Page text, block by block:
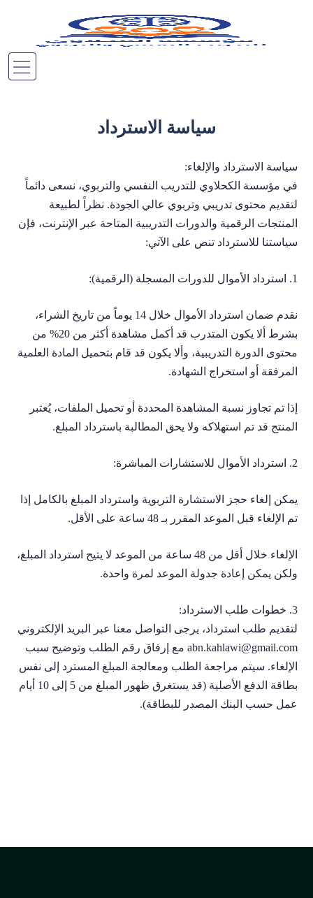
سياسة الاسترداد
سياسة الاسترداد والإلغاء:
في مؤسسة الكحلاوي للتدريب النفسي والتربوي، نسعى دائماً
لتقديم محتوى تدريبي وتربوي عالي الجودة. نظراً لطبيعة
المنتجات الرقمية والدورات التدريبية المتاحة عبر الإنترنت، فإن
سياستنا للاسترداد تنص على الآتي:
1. استرداد الأموال للدورات المسجلة (الرقمية):
نقدم ضمان استرداد الأموال خلال 14 يوماً من تاريخ الشراء،
بشرط ألا يكون المتدرب قد أكمل مشاهدة أكثر من 20% من
محتوى الدورة التدريبية، وألا يكون قد قام بتحميل المادة العلمية
المرفقة أو استخراج الشهادة.
إذا تم تجاوز نسبة المشاهدة المحددة أو تحميل الملفات، يُعتبر
المنتج قد تم استهلاكه ولا يحق المطالبة باسترداد المبلغ.
2. استرداد الأموال للاستشارات المباشرة:
يمكن إلغاء حجز الاستشارة التربوية واسترداد المبلغ بالكامل إذا
تم الإلغاء قبل الموعد المقرر بـ 48 ساعة على الأقل.
الإلغاء خلال أقل من 48 ساعة من الموعد لا يتيح استرداد المبلغ،
ولكن يمكن إعادة جدولة الموعد لمرة واحدة.
3. خطوات طلب الاسترداد:
لتقديم طلب استرداد، يرجى التواصل معنا عبر البريد الإلكتروني
abn.kahlawi@gmail.com مع إرفاق رقم الطلب وتوضيح سبب
الإلغاء. سيتم مراجعة الطلب ومعالجة المبلغ المسترد إلى نفس
بطاقة الدفع الأصلية (قد يستغرق ظهور المبلغ من 5 إلى 10 أيام
عمل حسب البنك المصدر للبطاقة).